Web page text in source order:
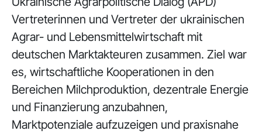
Vertreterinnen und Vertreter der ukrainischen
Agrar- und Lebensmittelwirtschaft mit
deutschen Marktakteuren zusammen. Ziel war
es, wirtschaftliche Kooperationen in den
Bereichen Milchproduktion, dezentrale Energie
und Finanzierung anzubahnen,
Marktpotenziale aufzuzeigen und praxisnahe